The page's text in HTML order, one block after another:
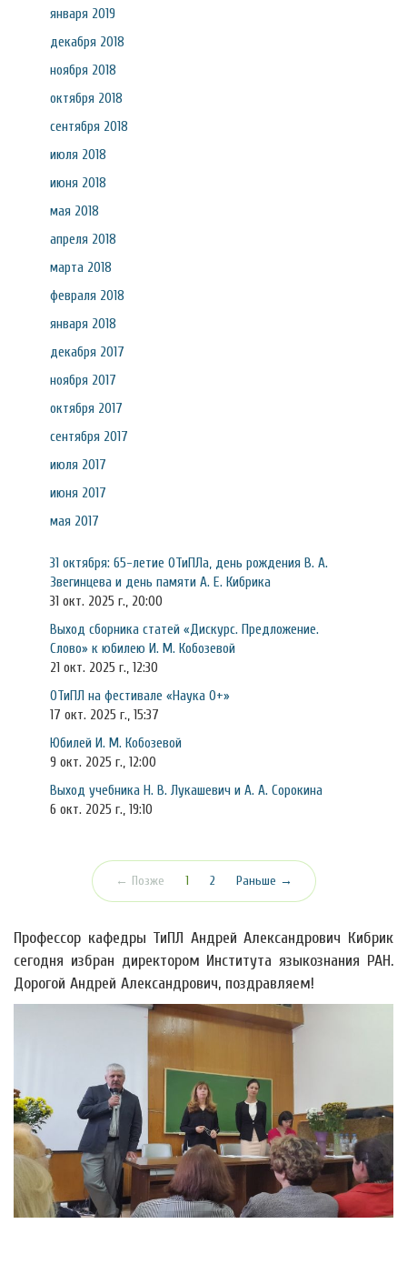
января 2019
декабря 2018
ноября 2018
октября 2018
сентября 2018
июля 2018
июня 2018
мая 2018
апреля 2018
марта 2018
февраля 2018
января 2018
декабря 2017
ноября 2017
октября 2017
сентября 2017
июля 2017
июня 2017
мая 2017
31 октября: 65-летие ОТиПЛа, день рождения В. А.
Звегинцева и день памяти А. Е. Кибрика
31 окт. 2025 г., 20:00
Выход сборника статей «Дискурс. Предложение.
Слово» к юбилею И. М. Кобозевой
21 окт. 2025 г., 12:30
ОТиПЛ на фестивале «Наука 0+»
17 окт. 2025 г., 15:37
Юбилей И. М. Кобозевой
9 окт. 2025 г., 12:00
Выход учебника Н. В. Лукашевич и А. А. Сорокина
6 окт. 2025 г., 19:10
← Позже 1(текущая)
2 Раньше →
Профессор кафедры ТиПЛ Андрей Александрович Кибрик
сегодня избран директором Института языкознания РАН.
Дорогой Андрей Александрович, поздравляем!